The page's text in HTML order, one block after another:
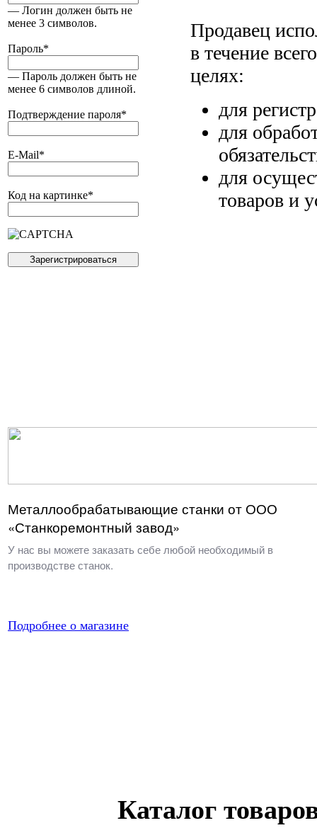
— Логин должен быть не
менее 3 символов.
Пароль*
— Пароль должен быть не
менее 6 символов длиной.
Подтверждение пароля*
E-Mail*
Код на картинке*
Продавец
в течение
целях:
для
для
для
товаров и
Металлообрабатывающие станки от ООО
«Станкоремонтный завод»
У нас вы можете заказать себе любой необходимый в
производстве станок.
Подробнее о магазине
Каталог